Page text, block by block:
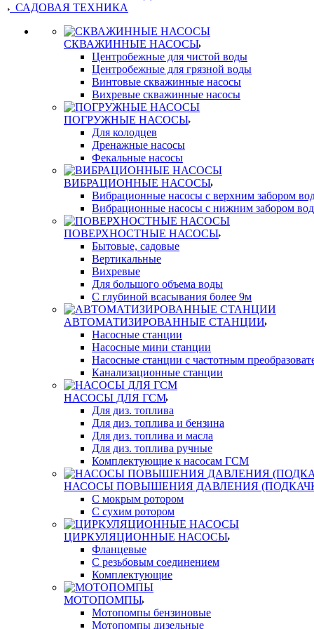
САДОВАЯ ТЕХНИКА
СКВАЖИННЫЕ НАСОСЫ
Центробежные для чистой воды
Центробежные для грязной воды
Винтовые скважинные насосы
Вихревые скважинные насосы
ПОГРУЖНЫЕ НАСОСЫ
Для колодцев
Дренажные насосы
Фекальные насосы
ВИБРАЦИОННЫЕ НАСОСЫ
Вибрационные насосы с верхним забором
Вибрационные насосы с нижним забором
ПОВЕРХНОСТНЫЕ НАСОСЫ
Бытовые, садовые
Вертикальные
Вихревые
Для большого объема воды
С глубиной всасывания более 9м
АВТОМАТИЗИРОВАННЫЕ СТАНЦИИ
Насосные станции
Насосные мини станции
Насосные станции с частотным
Канализационные станции
НАСОСЫ ДЛЯ ГСМ
Для диз. топлива
Для диз. топлива и бензина
Для диз. топлива и масла
Для диз. топлива ручные
Комплектующие к насосам ГСМ
НАСОСЫ ПОВЫШЕНИЯ ДАВЛЕНИЯ
С мокрым ротором
С сухим ротором
ЦИРКУЛЯЦИОННЫЕ НАСОСЫ
Фланцевые
С резьбовым соединением
Комплектующие
МОТОПОМПЫ
Мотопомпы бензиновые
Мотопомпы дизельные